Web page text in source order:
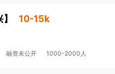
】 10-15k
融资未公开 1000-2000人